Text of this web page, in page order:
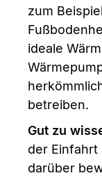
zum
ideale
betreiben.
Gut zu
der
darüber